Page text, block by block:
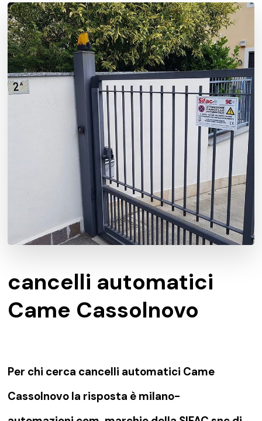
cancelli automatici
Came Cassolnovo
Per chi cerca cancelli automatici Came
Cassolnovo la risposta è milano-